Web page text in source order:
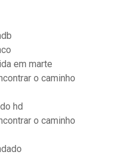
em marte
o caminho
hd
o caminho